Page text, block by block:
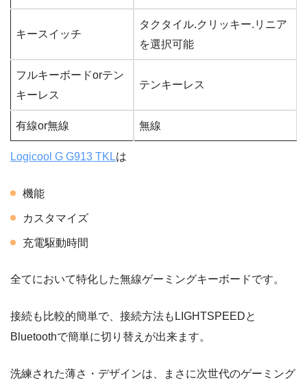
キースイッチ
タクタイル.クリッキー.リニア
を選択可能
フルキーボードorテン
キーレス
テンキーレス
有線or無線 無線
Logicool G G913 TKLは
機能
カスタマイズ
充電駆動時間
全てにおいて特化した無線ゲーミングキーボードです。
接続も比較的簡単で、接続方法もLIGHTSPEEDと
Bluetoothで簡単に切り替えが出来ます。
洗練された薄さ・デザインは、まさに次世代のゲーミング